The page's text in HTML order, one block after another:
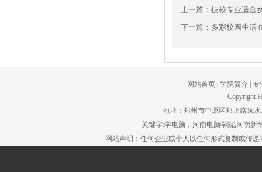
上一篇： 技校专业适合
下一篇： 多彩校园生活
网站首页 学院简介 专
Copyright
地址：郑州市中原区郑上路须水
关键字:学电脑，河南电脑学院,河南新
网站声明：任何企业或个人以任何形式复制或传